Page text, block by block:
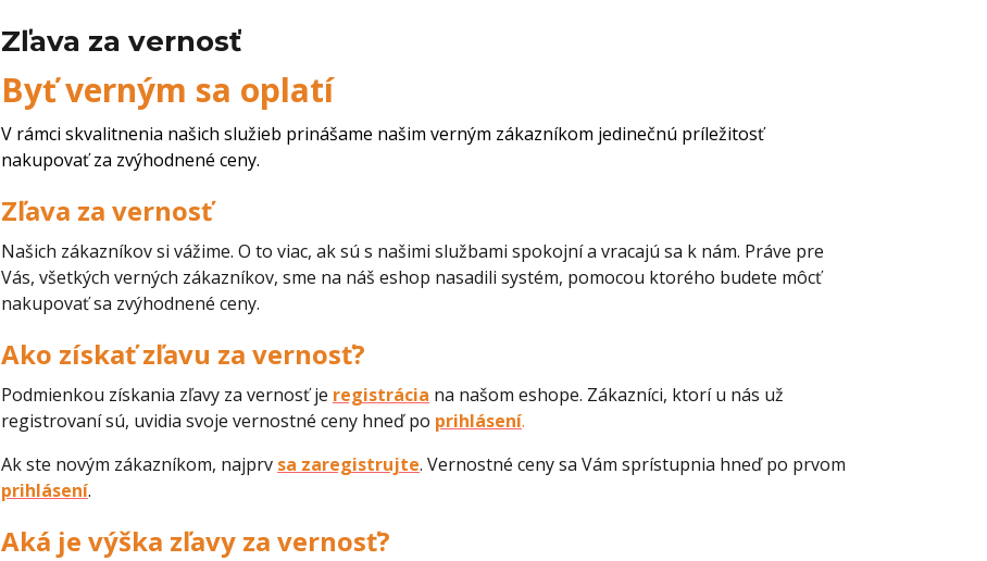
Zľava za vernosť
Byť verným sa oplatí
V rámci skvalitnenia našich služieb prinášame našim verným zákazníkom jedinečnú príležitosť
nakupovať za zvýhodnené ceny.
Zľava za vernosť
Našich zákazníkov si vážime. O to viac, ak sú s našimi službami spokojní a vracajú sa k nám. Práve pre
Vás, všetkých verných zákazníkov, sme na náš eshop nasadili systém, pomocou ktorého budete môcť
nakupovať sa zvýhodnené ceny.
Ako získať zľavu za vernosť?
Podmienkou získania zľavy za vernosť je registrácia na našom eshope. Zákazníci, ktorí u nás už
registrovaní sú, uvidia svoje vernostné ceny hneď po prihlásení.
Ak ste novým zákazníkom, najprv sa zaregistrujte. Vernostné ceny sa Vám sprístupnia hneď po prvom
prihlásení.
Aká je výška zľavy za vernosť?